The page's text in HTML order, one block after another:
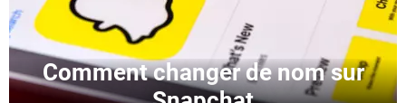
Comment changer de nom sur